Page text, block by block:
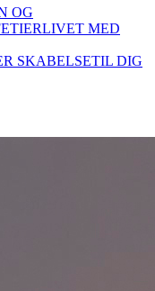
OG
LIVET MED
SKABELSETIL DIG